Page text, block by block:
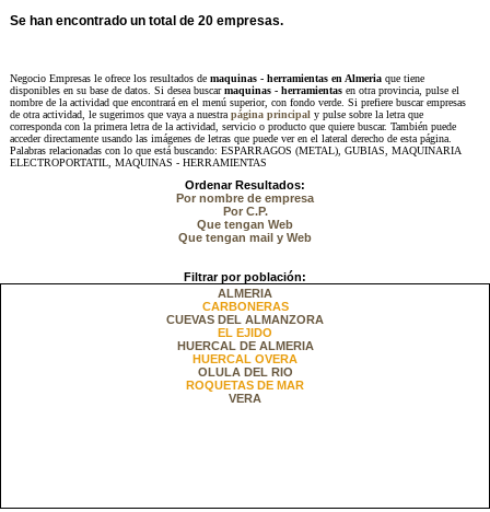
Se han encontrado un total de 20 empresas.
Negocio Empresas le ofrece los resultados de maquinas - herramientas en Almeriaque tiene
disponibles en su base de datos. Si desea buscarmaquinas - herramientasen otra provincia, pulse el
nombre de la actividad que encontrará en el menú superior, con fondo verde. Si prefiere buscar empresas
de otra actividad, le sugerimos que vaya a nuestra página principal y pulse sobre la letra que
corresponda con la primera letra de la actividad, servicio o producto que quiere buscar. También puede
acceder directamente usando las imágenes de letras que puede ver en el lateral derecho de esta página.
Palabras relacionadas con lo que está buscando: ESPARRAGOS (METAL), GUBIAS, MAQUINARIA
ELECTROPORTATIL, MAQUINAS - HERRAMIENTAS
Ordenar Resultados:
Por nombre de empresa
Por C.P.
Que tengan Web
Que tengan mail y Web
Filtrar por población:
ALMERIA
CARBONERAS
CUEVAS DEL ALMANZORA
EL EJIDO
HUERCAL DE ALMERIA
HUERCAL OVERA
OLULA DEL RIO
ROQUETAS DE MAR
VERA